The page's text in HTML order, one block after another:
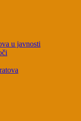
u javnosti